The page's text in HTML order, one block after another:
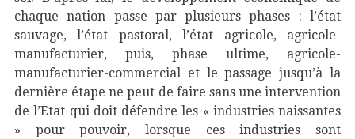
chaque nation passe par plusieurs phases : l’état
sauvage, l’état pastoral, l’état agricole, agricole-
manufacturier, puis, phase ultime, agricole-
manufacturier-commercial et le passage jusqu’à la
dernière étape ne peut de faire sans une intervention
de l’Etat qui doit défendre les « industries naissantes
» pour pouvoir, lorsque ces industries sont